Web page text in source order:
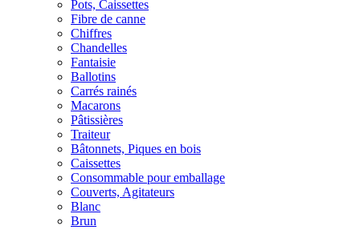
Pots, Caissettes
Fibre de canne
Chiffres
Chandelles
Fantaisie
Ballotins
Carrés rainés
Macarons
Pâtissières
Traiteur
Bâtonnets, Piques en bois
Caissettes
Consommable pour emballage
Couverts, Agitateurs
Blanc
Brun